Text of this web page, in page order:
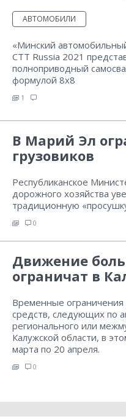
АВТОМОБИЛИ
«Минский
CTT Russia 2021
полноприводный
формулой 8х8
1
В Марий Эл
грузовиков
Республиканское
дорожного хозяйства
традиционную
0
Движение
ограничат в
Временные
средств, следующих по
регионального или
Калужской области, в
марта по 20 апреля.
0